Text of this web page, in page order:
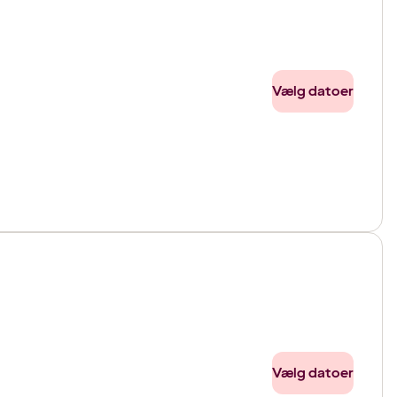
Vælg datoer
Vælg datoer